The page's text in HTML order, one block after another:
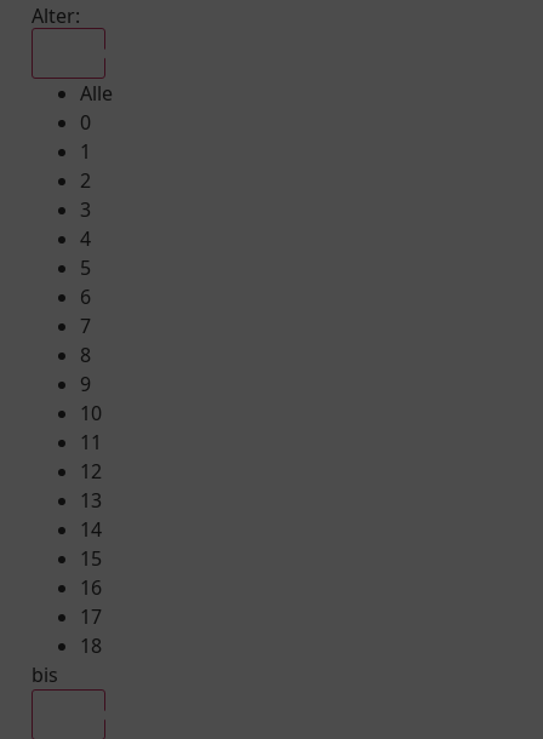
Alter:
Alle
0
1
2
3
4
5
6
7
8
9
10
11
12
13
14
15
16
17
18
bis